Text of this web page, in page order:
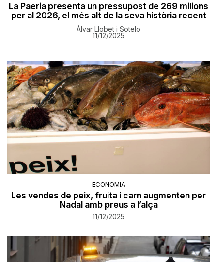
La Paeria presenta un pressupost de 269 milions
per al 2026, el més alt de la seva història recent
Àlvar Llobet i Sotelo
11/12/2025
ECONOMIA
Les vendes de peix, fruita i carn augmenten per
Nadal amb preus a l’alça
11/12/2025